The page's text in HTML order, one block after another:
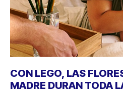
CON LEGO, LAS
MADRE DURAN TODA